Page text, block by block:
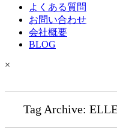
よくある質問
お問い合わせ
会社概要
BLOG
×
Tag Archive: